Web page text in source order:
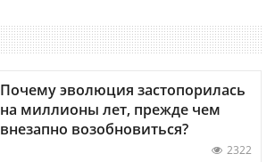
Почему эволюция застопорилась
на миллионы лет, прежде чем
внезапно возобновиться?
2322